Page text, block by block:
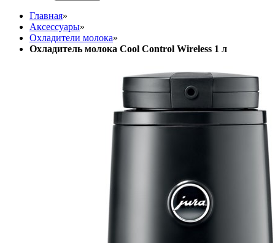
Главная»
Аксессуары»
Охладители молока»
Охладитель молока Cool Control Wireless 1 л